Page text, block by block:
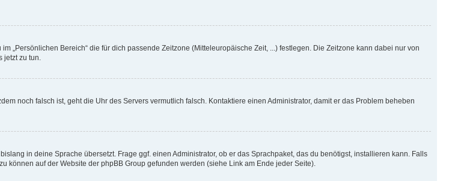
„Persönlichen Bereich“ die für dich passende Zeitzone (Mitteleuropäische Zeit, ...) festlegen. Die Zeitzone kann dabei nur von
zu tun.
noch falsch ist, geht die Uhr des Servers vermutlich falsch. Kontaktiere einen Administrator, damit er das Problem beheben
in deine Sprache übersetzt. Frage ggf. einen Administrator, ob er das Sprachpaket, das du benötigst, installieren kann. Falls
können auf der Website der phpBB Group gefunden werden (siehe Link am Ende jeder Seite).